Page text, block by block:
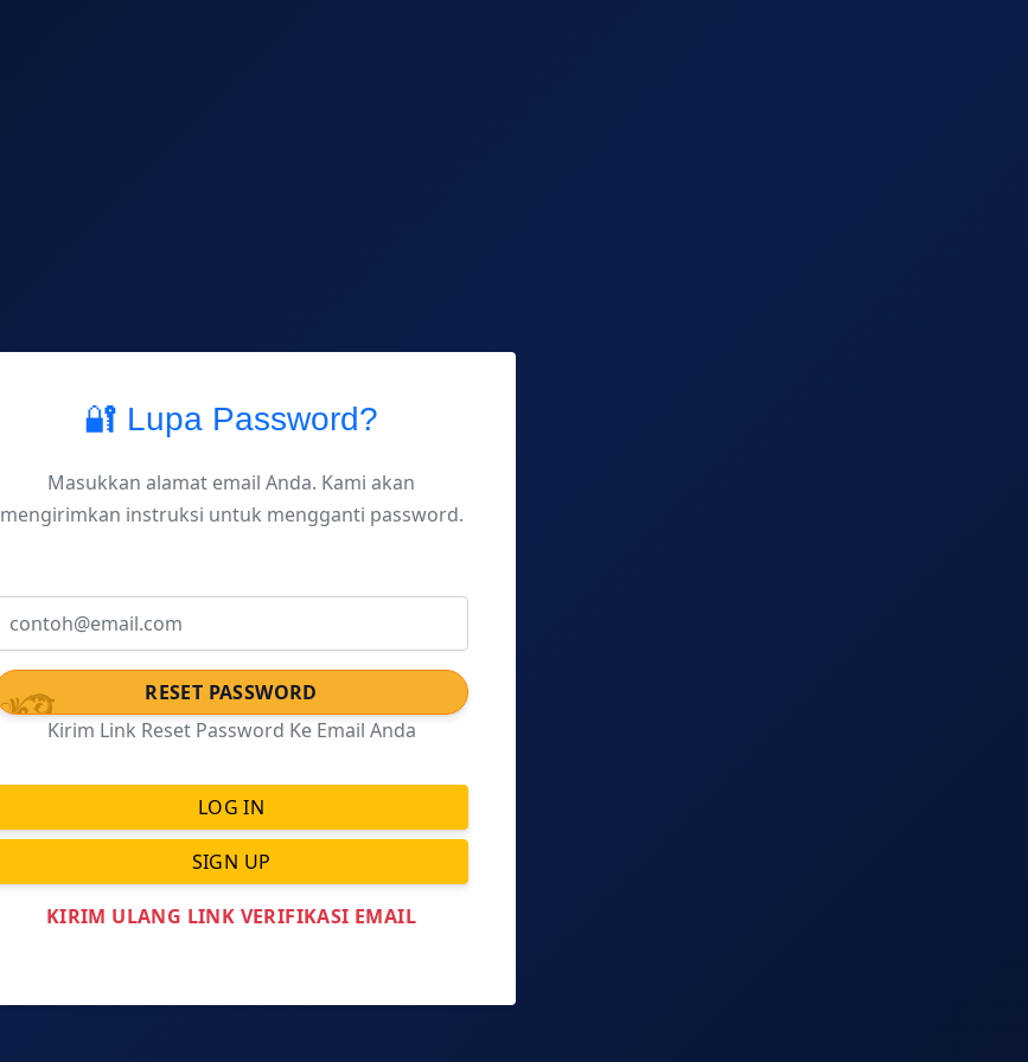
🔐 Lupa Password?
Masukkan alamat email Anda. Kami akan
mengirimkan instruksi untuk mengganti password.
Kirim Link Reset Password Ke Email Anda
LOG IN
SIGN UP
KIRIM ULANG LINK VERIFIKASI EMAIL